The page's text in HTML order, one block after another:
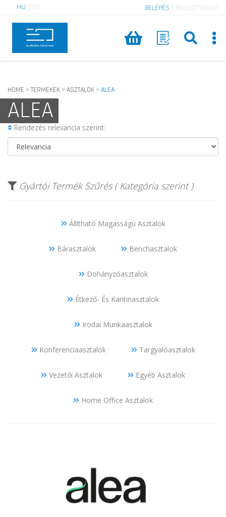
HU EN BELÉPÉS REGISZTRÁCIÓ
HOME > TERMEKEK > ASZTALOK > ALEA
ALEA
Rendezés relevancia szerint:
Gyártói Termék Szűrés ( Kategória szerint )
Állítható Magasságú Asztalok
Bárasztalok Benchasztalok
Dohányzóasztalok
Étkező- És Kantinasztalok
Irodai Munkaasztalok
Konferenciaasztalok Targyalóasztalok
Vezetői Asztalok Egyéb Asztalok
Home Office Asztalok